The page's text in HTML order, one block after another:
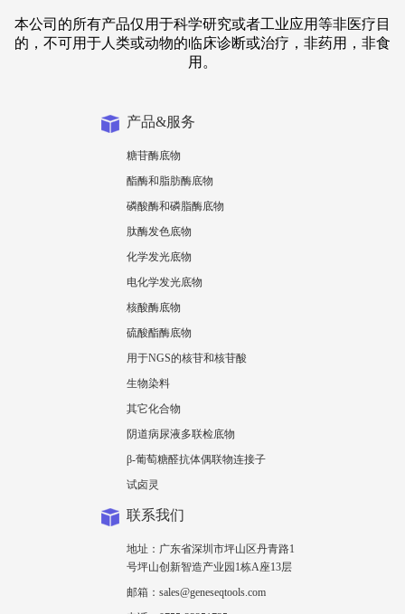
本公司的所有产品仅用于科学研究或者工业应用等非医疗目
的，不可用于人类或动物的临床诊断或治疗，非药用，非食
用。
产品&服务
糖苷酶底物
酯酶和脂肪酶底物
磷酸酶和磷脂酶底物
肽酶发色底物
化学发光底物
电化学发光底物
核酸酶底物
硫酸酯酶底物
用于NGS的核苷和核苷酸
生物染料
其它化合物
阴道病尿液多联检底物
β-葡萄糖醛抗体偶联物连接子
试卤灵
联系我们
地址：广东省深圳市坪山区丹青路1
号坪山创新智造产业园1栋A座13层
邮箱：sales@geneseqtools.com